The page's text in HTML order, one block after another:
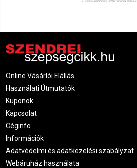
Gábor 2021.08.13. 07:28
Ágnes 2021.08.05. 08:13
Online Vásárlói Elállás
Használati Útmutatók
Kuponok
Kapcsolat
Céginfo
Információk
Adatvédelmi és adatkezelési szabályzat
Webáruház használata